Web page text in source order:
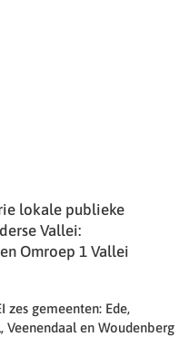
lokale publieke
Vallei:
Omroep 1 Vallei
zes gemeenten: Ede,
Veenendaal en Woudenberg